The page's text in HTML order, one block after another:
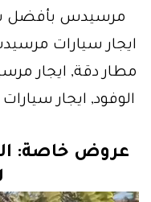
مرسيدس بأفضل
ايجار سيارات
مطار دقة, ايجار
الوفود, ايجار
عروض خاصة: